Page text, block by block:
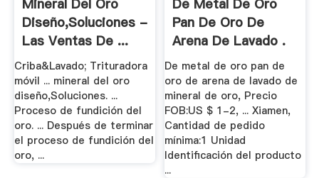
Mineral Del Oro
Diseño,Soluciones -
Las Ventas De ...
Criba&Lavado; Trituradora
móvil ... mineral del oro
diseño,Soluciones. ...
Proceso de fundición del
oro. ... Después de terminar
el proceso de fundición del
oro, ...
De Metal De Oro
Pan De Oro De
Arena De Lavado .
De metal de oro pan de
oro de arena de lavado de
mineral de oro, Precio
FOB:US $ 1-2, ... Xiamen,
Cantidad de pedido
mínima:1 Unidad
Identificación del producto
...